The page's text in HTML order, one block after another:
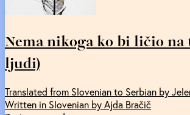
Nema nikoga ko bi ličio na
ljudi)
Translated from Slovenian to Serbian by
Written in Slovenian by Ajda Bračič